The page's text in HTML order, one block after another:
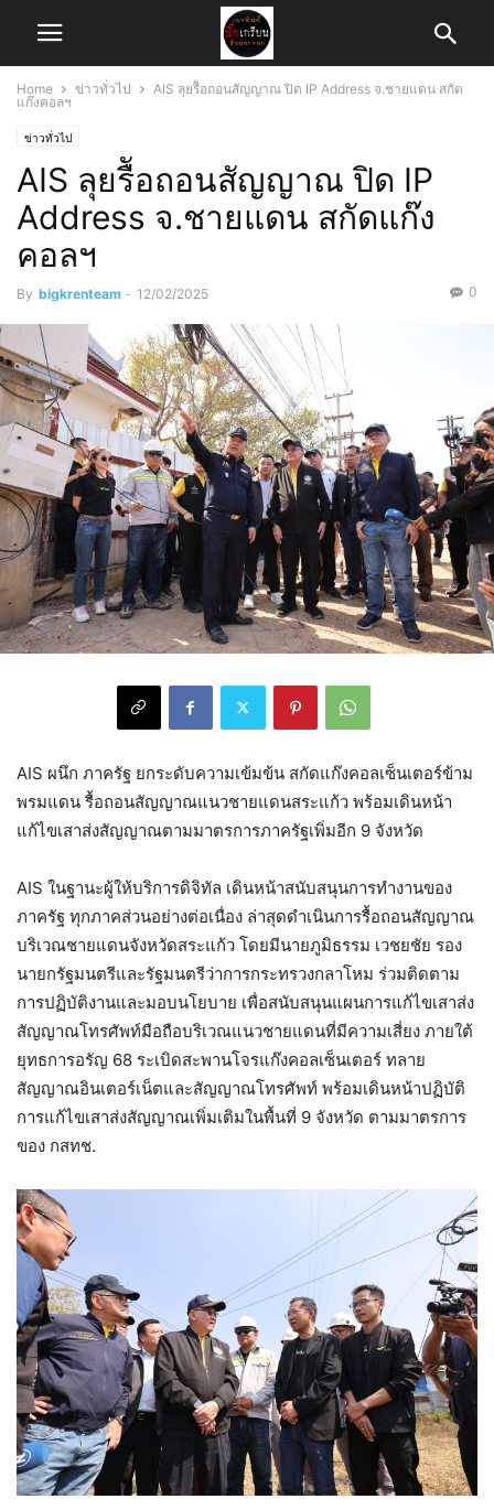
Home ข่าวทั่วไป
AIS ลุยรืัอถอนสัญญาณ ปิด IP Address จ.ชายแดน สกัด
แก๊งคอลฯ
ข่าวทั่วไป
AIS ลุยรืัอถอนสัญญาณ ปิด IP
Address จ.ชายแดน สกัดแก๊ง
คอลฯ
By bigkrenteam - 12/02/2025 0
AIS ผนึก ภาครัฐ ยกระดับความเข้มข้น สกัดแก๊งคอลเซ็นเตอร์ข้าม
พรมแดน รื้อถอนสัญญาณแนวชายแดนสระแก้ว พร้อมเดินหน้า
แก้ไขเสาส่งสัญญาณตามมาตรการภาครัฐเพิ่มอีก 9 จังหวัด
AIS ในฐานะผู้ให้บริการดิจิทัล เดินหน้าสนับสนุนการทำงานของ
ภาครัฐ ทุกภาคส่วนอย่างต่อเนื่อง ล่าสุดดำเนินการรื้อถอนสัญญาณ
บริเวณชายแดนจังหวัดสระแก้ว โดยมีนายภูมิธรรม เวชยชัย รอง
นายกรัฐมนตรีและรัฐมนตรีว่าการกระทรวงกลาโหม ร่วมติดตาม
การปฏิบัติงานและมอบนโยบาย เพื่อสนับสนุนแผนการแก้ไขเสาส่ง
สัญญาณโทรศัพท์มือถือบริเวณแนวชายแดนที่มีความเสี่ยง ภายใต้
ยุทธการอรัญ 68 ระเบิดสะพานโจรแก๊งคอลเซ็นเตอร์ ทลาย
สัญญาณอินเตอร์เน็ตและสัญญาณโทรศัพท์ พร้อมเดินหน้าปฏิบัติ
การแก้ไขเสาส่งสัญญาณเพิ่มเติมในพื้นที่ 9 จังหวัด ตามมาตรการ
ของ กสทช.